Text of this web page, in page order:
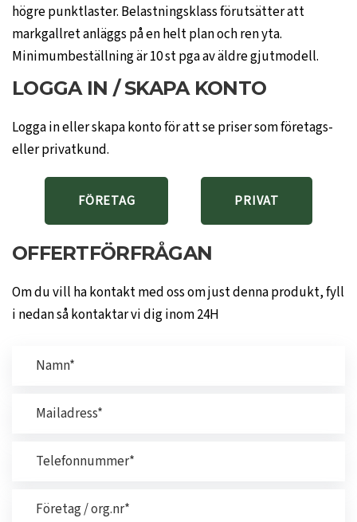
högre punktlaster. Belastningsklass förutsätter att
markgallret anläggs på en helt plan och ren yta.
Minimumbeställning är 10 st pga av äldre gjutmodell.
LOGGA IN / SKAPA KONTO
Logga in eller skapa konto för att se priser som företags-
eller privatkund.
FÖRETAG PRIVAT
OFFERTFÖRFRÅGAN
Om du vill ha kontakt med oss om just denna produkt, fyll
i nedan så kontaktar vi dig inom 24H